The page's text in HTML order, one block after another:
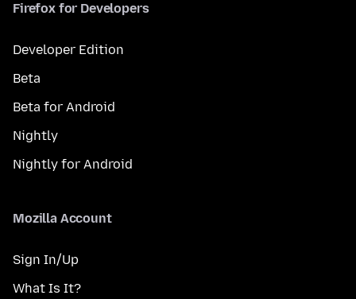
Firefox for Developers
Developer Edition
Beta
Beta for Android
Nightly
Nightly for Android
Mozilla Account
Sign In/Up
What Is It?